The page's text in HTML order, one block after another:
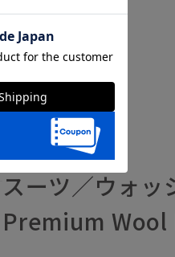
通年／スーツ
HST006-XA
スーツ／ウォッ
Premium Wool